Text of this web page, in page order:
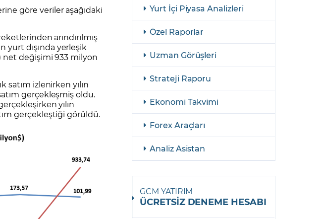
Yasal Bildirimler
MT5 Eğitim Videoları GCM Borsa Trader Eğitim Videoları
göre veriler aşağıdaki
arındırılmış
yurt dışında yerleşik
net değişimi 933 milyon
satım izlenirken yılın
gerçekleşmiş oldu.
yılın
gerçekleştiği görüldü.
Yurt İçi Piyasa Analizleri
Özel Raporlar
Uzman Görüşleri
Strateji Raporu
Ekonomi Takvimi
Forex Araçları
Analiz Asistan
GCM YATIRIM
ÜCRETSİZ DENEME HESABI